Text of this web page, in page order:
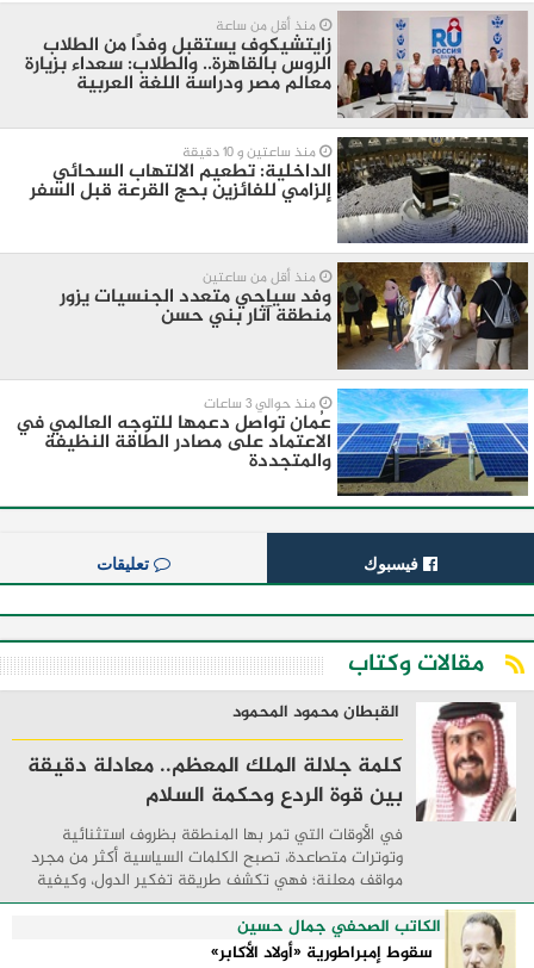
منذ أقل من ساعة
زايتشيكوف يستقبل وفدًا من الطلاب
الروس بالقاهرة.. والطلاب: سعداء بزيارة
معالم مصر ودراسة اللغة العربية
منذ ساعتين و 10 دقيقة
الداخلية: تطعيم الالتهاب السحائي
إلزامي للفائزين بحج القرعة قبل السفر
منذ أقل من ساعتين
وفد سياحي متعدد الجنسيات يزور
منطقة آثار بني حسن
منذ حوالي 3 ساعات
عُمان تواصل دعمها للتوجه العالمي في
الاعتماد على مصادر الطاقة النظيفة
والمتجددة
فيسبوك تعليقات
مقالات وكتاب
القبطان محمود المحمود
كلمة جلالة الملك المعظم.. معادلة دقيقة
بين قوة الردع وحكمة السلام
في الأوقات التي تمر بها المنطقة بظروف استثنائية
وتوترات متصاعدة، تصبح الكلمات السياسية أكثر من مجرد
مواقف معلنة؛ فهي تكشف طريقة تفكير الدول، وكيفية
إدارتها للأزمات، والحدود التي تفصل بين القوة ...
الكاتب الصحفي جمال حسين
سقوط إمبراطورية «أولاد الأكابر»